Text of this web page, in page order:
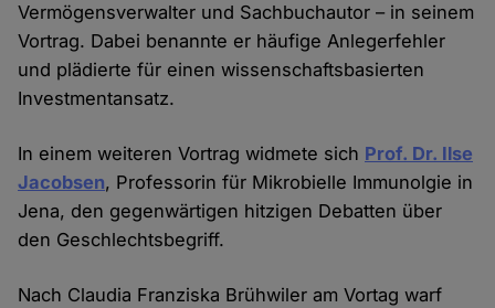
Vermögensverwalter und Sachbuchautor – in seinem
Vortrag. Dabei benannte er häufige Anlegerfehler
und plädierte für einen wissenschaftsbasierten
Investmentansatz.
In einem weiteren Vortrag widmete sich Prof. Dr. Ilse
Jacobsen, Professorin für Mikrobielle Immunolgie in
Jena, den gegenwärtigen hitzigen Debatten über
den Geschlechtsbegriff.
Nach Claudia Franziska Brühwiler am Vortag warf